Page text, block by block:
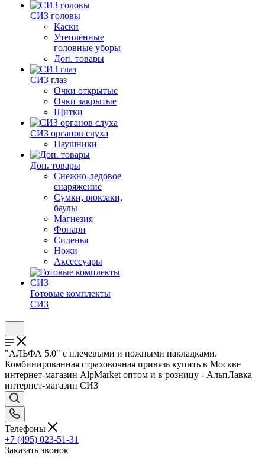
СИЗ головы
Каски
Утеплённые
головные уборы
Доп. товары
СИЗ глаз
Очки открытые
Очки закрытые
Щитки
СИЗ органов слуха
Наушники
Доп. товары
Снежно-ледовое
снаряжение
Сумки, рюкзаки,
баулы
Магнезия
Фонари
Сиденья
Ножи
Аксессуары
Готовые комплекты
СИЗ
"АЛЬФА 5.0" с плечевыми и ножными накладками.
Комбинированная страховочная привязь купить в Москве
интернет-магазин AlpMarket оптом и в розницу - АльпЛавка
интернет-магазин СИЗ
Телефоны
+7 (495) 023-51-31
Заказать звонок